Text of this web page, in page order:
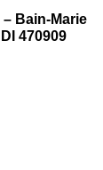
Bain-Marie
470909